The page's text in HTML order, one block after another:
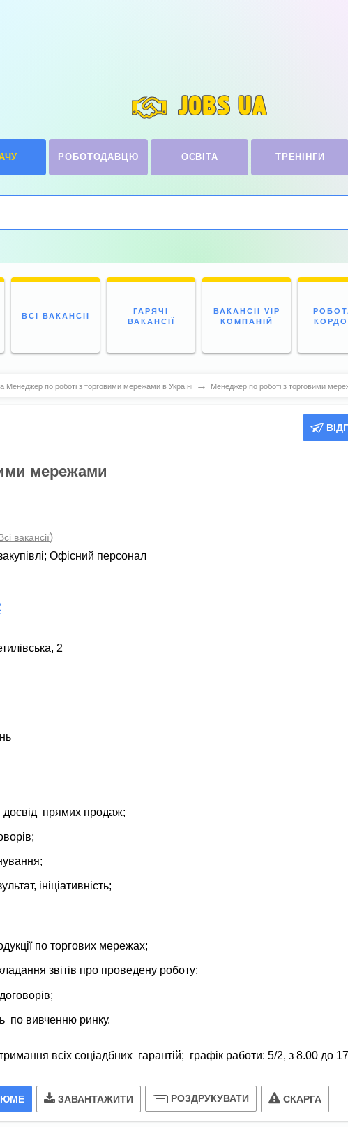
JOBS UA
РОБОТОДАВЦЮ ОСВІТА ТРЕНІНГИ
ВСІ ВАКАНСІЇ
ГАРЯЧІ
ВАКАНСІЇ
ВАКАНСІЇ VIP
КОМПАНІЙ
Менеджер по роботі з торговими мережами в Україні → Менеджер по роботі з торговими
мережами
вакансії)
;Офісний персонал
2
прямих продаж;
ініціативність;
по торгових мережах;
звітів про проведену роботу;
по вивченню ринку.
всіх соціадбних гарантій; графік работи: 5/2, з 8.00 до
ЗАВАНТАЖИТИ РОЗДРУКУВАТИ СКАРГА